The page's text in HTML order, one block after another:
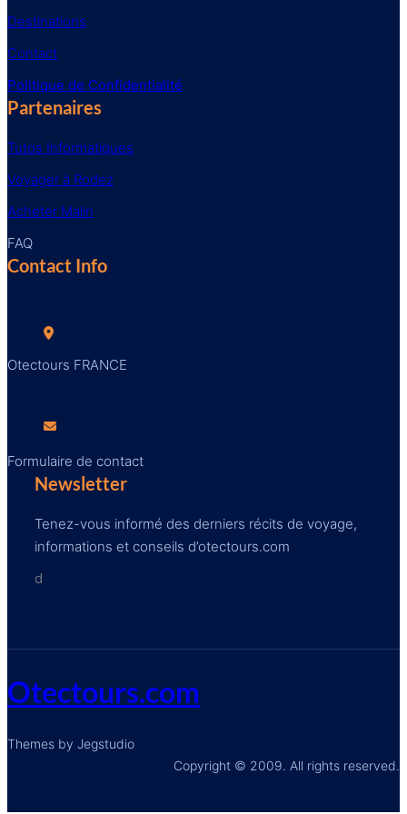
Destinations
Contact
Politique de Confidentialité
Partenaires
Tutos Informatiques
Voyager à Rodez
Acheter Malin
FAQ
Contact Info
Otectours FRANCE
Formulaire de contact
Newsletter
Tenez-vous informé des derniers récits de voyage,
informations et conseils d’otectours.com
d
Otectours.com
Themes by Jegstudio
Copyright © 2009. All rights reserved.